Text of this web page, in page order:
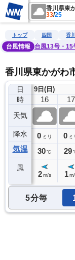
33/25
雨雲レーダー 台風
トップ 四国 香
台風情報
台風13号・15
香川県東かがわ
日
時
天気
降水
気温
風
9日(日)
15
0ミリ
31℃
16
0 ミリ
30℃
2 m/s
17
0 ミ
29
1
5分毎